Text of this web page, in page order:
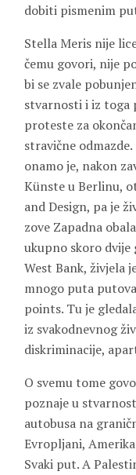
dobiti pismenim
Stella Meris nije
čemu govori, nije
bi se zvale
stvarnosti i iz toga
proteste za
stravične
onamo je, nakon
Künste u Berlinu,
and Design, pa je
zove Zapadna
ukupno skoro dvije
West Bank, živjela
mnogo puta
points. Tu je
iz svakodnevnog
diskriminacije,
O svemu tome
poznaje u
autobusa na
Evropljani,
Svaki put. A